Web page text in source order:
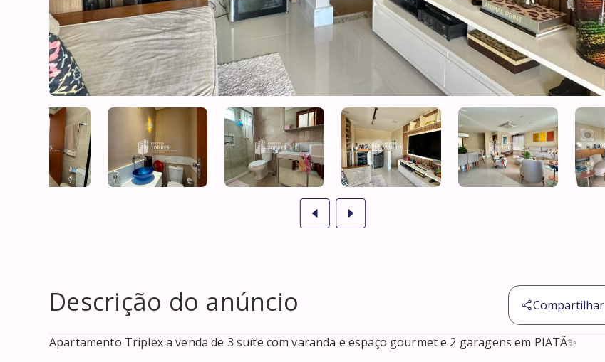
Descrição do anúncio Compartilhar
Apartamento Triplex a venda de 3 suíte com varanda e espaço gourmet e 2 garagens em PIATÃ✨